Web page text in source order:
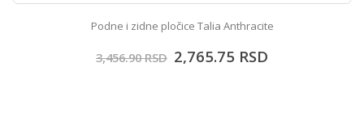
Podne i zidne pločice Talia Anthracite
3,456.90RSD 2,765.75 RSD